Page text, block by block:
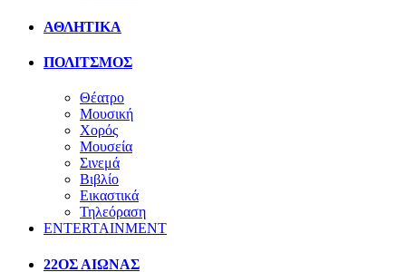
ΑΘΛΗΤΙΚΑ
ΠΟΛΙΤΣΜΟΣ
Θέατρο
Μουσική
Χορός
Μουσεία
Σινεμά
Βιβλίο
Εικαστικά
Τηλεόραση
ENTERTAINMENT
22ΟΣ ΑΙΩΝΑΣ